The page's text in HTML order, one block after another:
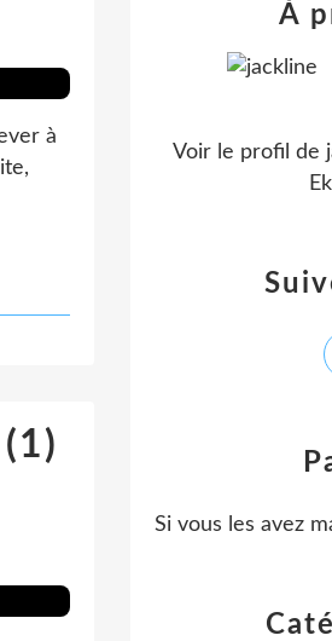
à
Si vous les avez
À
Voir le profil de